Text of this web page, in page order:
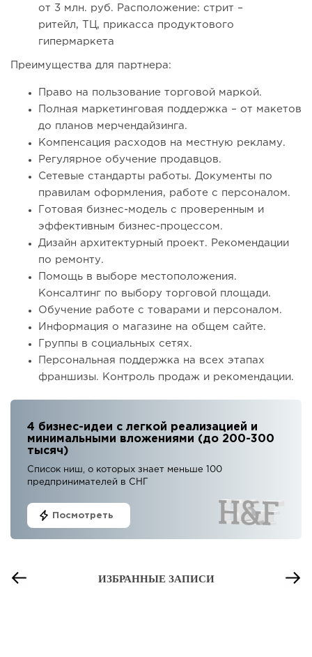
от 3 млн. руб. Расположение: стрит –
ритейл, ТЦ, прикасса продуктового
гипермаркета
Преимущества для партнера:
Право на пользование торговой маркой.
Полная маркетинговая поддержка – от макетов
до планов мерчендайзинга.
Компенсация расходов на местную рекламу.
Регулярное обучение продавцов.
Сетевые стандарты работы. Документы по
правилам оформления, работе с персоналом.
Готовая бизнес-модель с проверенным и
эффективным бизнес-процессом.
Дизайн архитектурный проект. Рекомендации
по ремонту.
Помощь в выборе местоположения.
Консалтинг по выбору торговой площади.
Обучение работе с товарами и персоналом.
Информация о магазине на общем сайте.
Группы в социальных сетях.
Персональная поддержка на всех этапах
франшизы. Контроль продаж и рекомендации.
4 бизнес-идеи с легкой реализацией и
минимальными вложениями (до 200-300
тысяч)
Список ниш, о которых знает меньше 100
предпринимателей в СНГ
Посмотреть
ИЗБРАННЫЕ ЗАПИСИ